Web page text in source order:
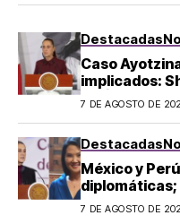
Destacadas
Caso
implicados:
de Ángel
7 DE AGOSTO DE
Destacadas
México y
llegada de
7 DE AGOSTO DE